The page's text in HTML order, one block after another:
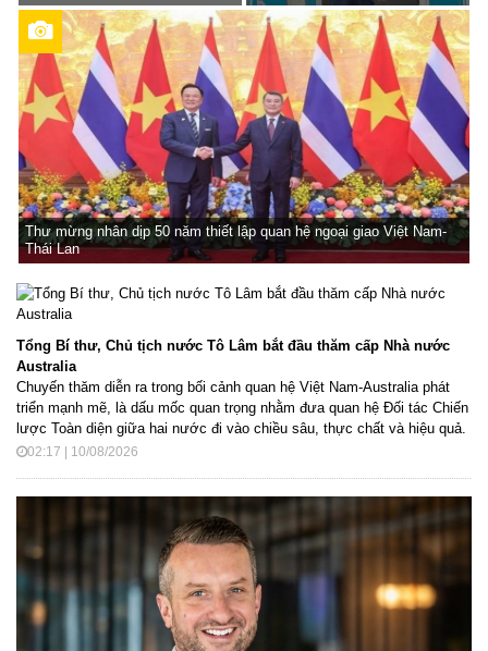
Thư mừng nhân dịp 50 năm thiết lập quan hệ ngoại giao Việt Nam-
Thái Lan
Tổng Bí thư, Chủ tịch nước Tô Lâm bắt đầu thăm cấp Nhà nước
Australia
Chuyến thăm diễn ra trong bối cảnh quan hệ Việt Nam-Australia phát
triển mạnh mẽ, là dấu mốc quan trọng nhằm đưa quan hệ Đối tác Chiến
lược Toàn diện giữa hai nước đi vào chiều sâu, thực chất và hiệu quả.
02:17 | 10/08/2026